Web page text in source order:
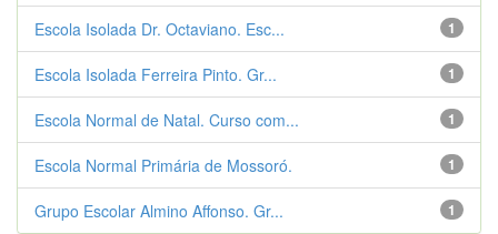
1
Escola Isolada Dr. Octaviano. Esc...
1
Escola Isolada Ferreira Pinto. Gr...
1
Escola Normal de Natal. Curso com...
1
Escola Normal Primária de Mossoró.
1
Grupo Escolar Almino Affonso. Gr...